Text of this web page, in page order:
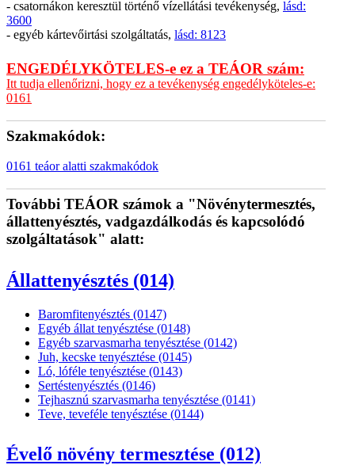
- csatornákon keresztül történő vízellátási tevékenység, lásd:
3600
- egyéb kártevőirtási szolgáltatás, lásd: 8123
ENGEDÉLYKÖTELES-e ez a TEÁOR szám:
Itt tudja ellenőrizni, hogy ez a tevékenység engedélyköteles-e:
0161
Szakmakódok:
0161 teáor alatti szakmakódok
További TEÁOR számok a "Növénytermesztés,
állattenyésztés, vadgazdálkodás és kapcsolódó
szolgáltatások" alatt:
Állattenyésztés (014)
Baromfitenyésztés (0147)
Egyéb állat tenyésztése (0148)
Egyéb szarvasmarha tenyésztése (0142)
Juh, kecske tenyésztése (0145)
Ló, lóféle tenyésztése (0143)
Sertéstenyésztés (0146)
Tejhasznú szarvasmarha tenyésztése (0141)
Teve, teveféle tenyésztése (0144)
Évelő növény termesztése (012)